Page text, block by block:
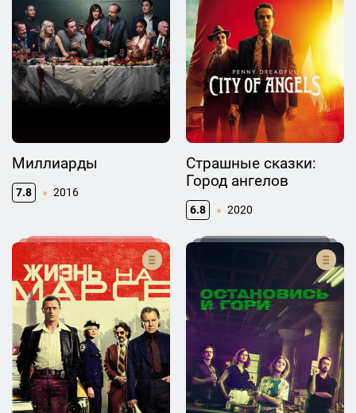
Миллиарды
7.8 2016
Страшные сказки:
Город ангелов
6.8 2020